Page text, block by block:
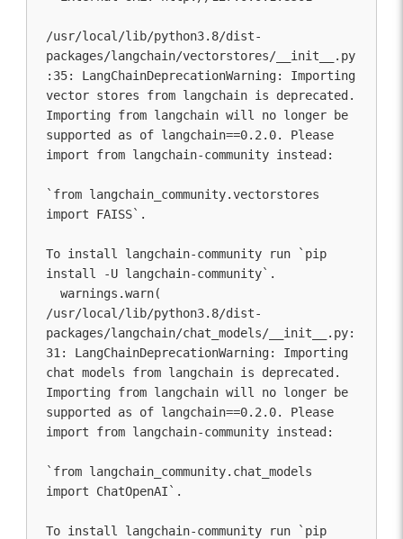
/usr/local/lib/python3.8/dist-
packages/langchain/vectorstores/__init__.py
:35: LangChainDeprecationWarning: Importing
vector stores from langchain is deprecated.
Importing from langchain will no longer be
supported as of langchain==0.2.0. Please
import from langchain-community instead:
`from langchain_community.vectorstores
import FAISS`.
To install langchain-community run `pip
install -U langchain-community`.
/usr/local/lib/python3.8/dist-
packages/langchain/chat_models/__init__.py:
31: LangChainDeprecationWarning: Importing
chat models from langchain is deprecated.
Importing from langchain will no longer be
supported as of langchain==0.2.0. Please
import from langchain-community instead:
`from langchain_community.chat_models
import ChatOpenAI`.
To install langchain-community run `pip